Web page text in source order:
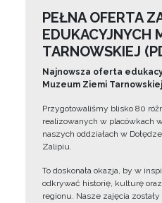
PEŁNA OFERTA
EDUKACYJNYCH
TARNOWSKIEJ
Najnowsza oferta
Muzeum Ziemi Tarnowskiej
Przygotowaliśmy blisko 80
realizowanych w placówkach
naszych oddziałach w
Zalipiu.
To doskonała okazja, by w
odkrywać historię, kulturę
regionu. Nasze zajęcia